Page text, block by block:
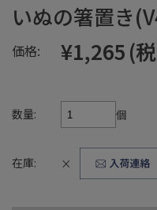
いぬの箸置き
価格: ¥1,265(
数量: 個
在庫: ×